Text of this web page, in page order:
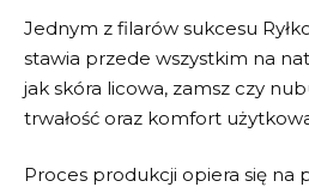
Jednym z filarów sukcesu
stawia przede wszystkim na
jak skóra licowa, zamsz czy
trwałość oraz komfort
Proces produkcji opiera się na